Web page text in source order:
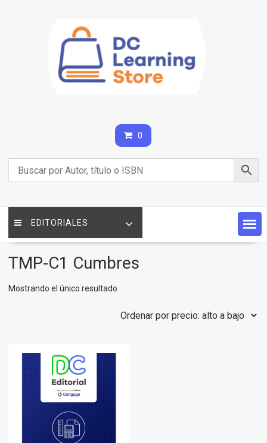
0
EDITORIALES
TMP-C1 Cumbres
Mostrando el único resultado